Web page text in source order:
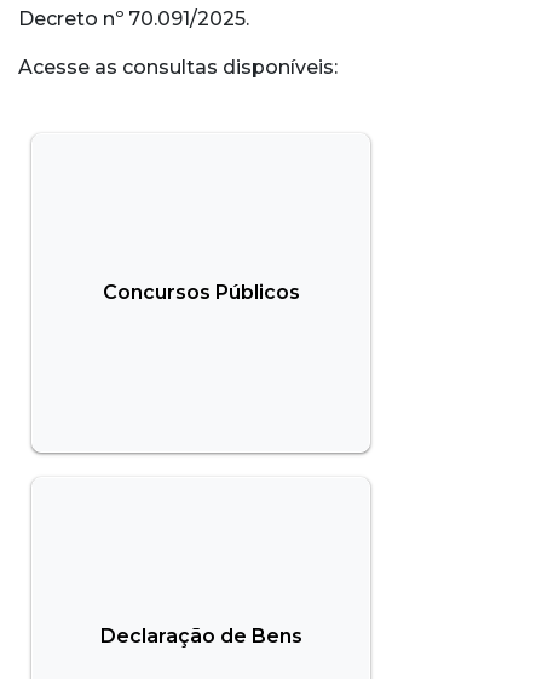
Decreto nº 70.091/2025.
Acesse as consultas disponíveis:
Concursos Públicos
Declaração de Bens